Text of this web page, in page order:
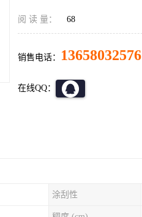
阅 读 量： 68
销售电话： 13658032576
在线QQ：
涂刮性